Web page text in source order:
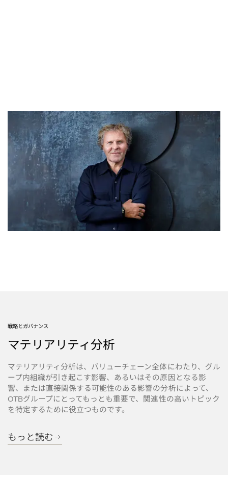
Renzo Rosso
戦略とガバナンス
マテリアリティ分析
マテリアリティ分析は、バリューチェーン全体にわたり、グル
ープ内組織が引き起こす影響、あるいはその原因となる影
響、または直接関係する可能性のある影響の分析によって、
OTBグループにとってもっとも重要で、関連性の高いトピック
を特定するために役立つものです。
もっと読む